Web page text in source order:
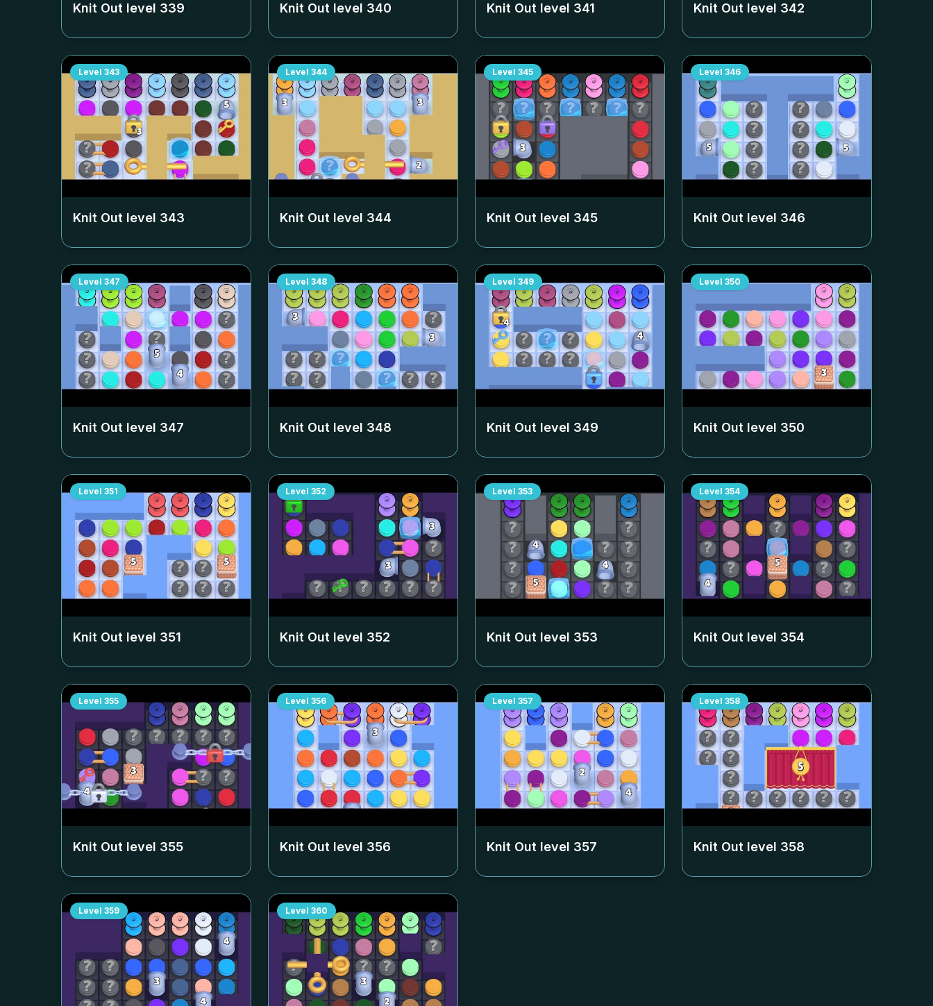
Knit Out level 339 Knit Out level 340 Knit Out level 341 Knit Out level 342
Level 343
Knit Out level 343
Level 344
Knit Out level 344
Level 345
Knit Out level 345
Level 346
Knit Out level 346
Level 347
Knit Out level 347
Level 348
Knit Out level 348
Level 349
Knit Out level 349
Level 350
Knit Out level 350
Level 351
Knit Out level 351
Level 352
Knit Out level 352
Level 353
Knit Out level 353
Level 354
Knit Out level 354
Level 355
Knit Out level 355
Level 356
Knit Out level 356
Level 357
Knit Out level 357
Level 358
Knit Out level 358
Level 359 Level 360